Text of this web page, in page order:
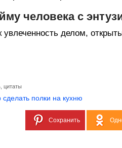
человека с
увлеченность делом,
цитаты
полки на кухню
Сохранить